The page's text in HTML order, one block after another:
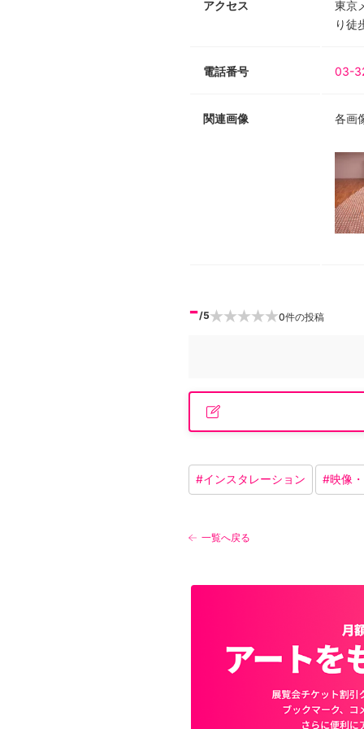
アクセス
東京
り徒
電話番号 03-
関連画像 各画
-/5 0件の投稿
#インスタレーション #映像
一覧へ戻る